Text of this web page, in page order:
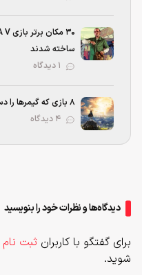
ساخته شدند
۸ بازی که گیمرها را دست انداختند
دیدگاه‌ها و نظرات خود را بنویسید
برای گفتگو با کاربران ثبت نام
شوید.